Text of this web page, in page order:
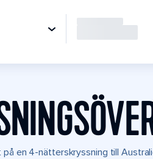
en 4-nätterskryssning till